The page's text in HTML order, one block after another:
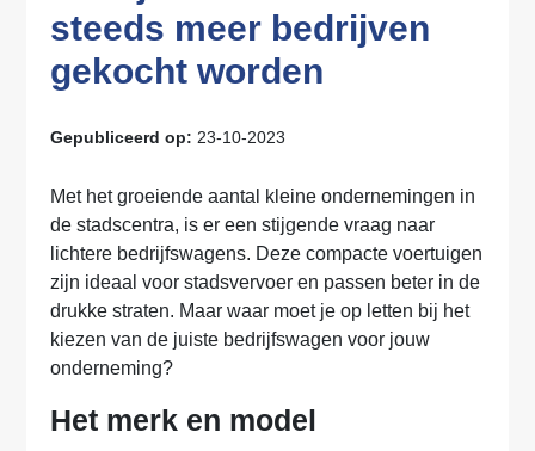
steeds meer bedrijven
gekocht worden
Gepubliceerd op: 23-10-2023
Met het groeiende aantal kleine ondernemingen in
de stadscentra, is er een stijgende vraag naar
lichtere bedrijfswagens. Deze compacte voertuigen
zijn ideaal voor stadsvervoer en passen beter in de
drukke straten. Maar waar moet je op letten bij het
kiezen van de juiste bedrijfswagen voor jouw
onderneming?
Het merk en model